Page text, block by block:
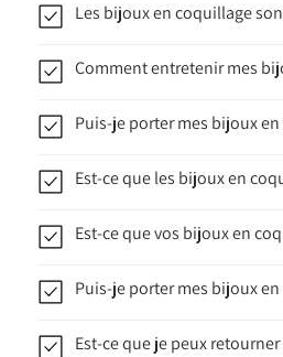
Les bijoux en coquillage
Comment entretenir mes
Puis-je porter mes bijoux
Est-ce que les bijoux en
Est-ce que vos bijoux en
Puis-je porter mes bijoux
Est-ce que je peux